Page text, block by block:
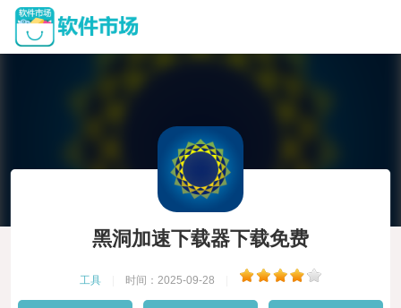
黑洞加速下载器下载免费
工具 时间：2025-09-28